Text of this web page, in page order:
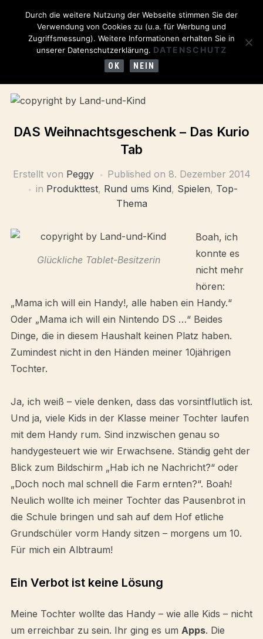
DAS Weihnachtsgeschenk – Das Kurio
Tab
Erstellt von Peggy Published on 8. Dezember 2014
in Produkttest, Rund ums Kind, Spielen, Top-
Thema
Glückliche Tablet-Besitzerin
Boah, ich
konnte es
nicht mehr
hören:
„Mama ich will ein Handy!, alle haben ein Handy.“
Oder „Mama ich will ein Nintendo DS …“ Beides
Dinge, die in diesem Haushalt keinen Platz haben.
Zumindest nicht in den Händen meiner 10jährigen
Tochter.
Ja, ich weiß – viele denken, dass das vorsintflutlich ist.
Und ja, viele Kids in der Klasse meiner Tochter laufen
mit dem Handy rum. Sind inzwischen genau so
handygesteuert wie wir Erwachsene. Ständig geht der
Blick zum Bildschirm „Hab ich ne Nachricht?“ oder
„Doch noch mal schnell die Farm ernten?“. Boah!
Neulich wollte ich meiner Tochter das Pausenbrot in
die Schule bringen und sah auf dem Hof etliche
Grundschüler vorm Handy sitzen – morgens um 10.
Für mich ein Albtraum!
Ein Verbot ist keine Lösung
Meine Tochter wollte das Handy – wie alle Kids – nicht
um erreichbar zu sein. Ihr ging es um Apps. Die
Durch die weitere Nutzung der Webseite stimmen Sie der
Verwendung von Cookies zu (u.a. für Werbung und
Zugriffsmessung). Weitere Informationen erhalten Sie in
unserer Datenschutzerklärung. DATENSCHUTZ
OK NEIN